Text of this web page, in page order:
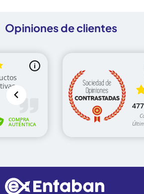
Opiniones de clientes